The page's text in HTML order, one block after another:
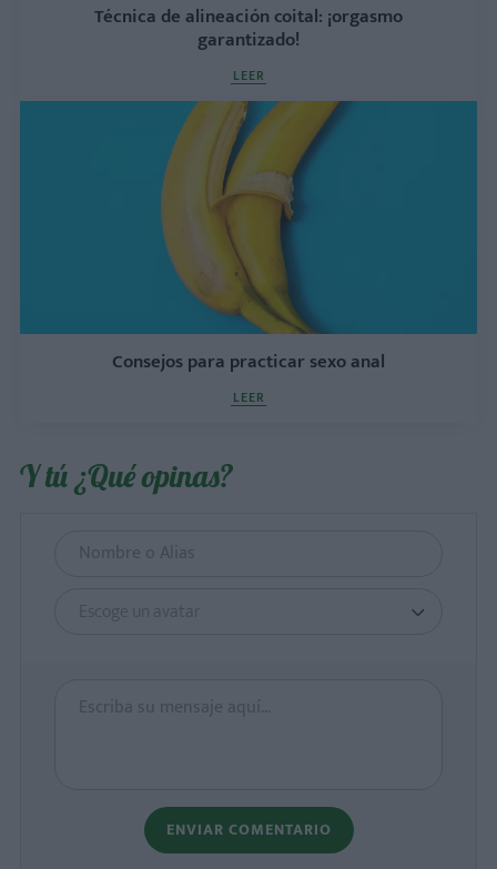
Técnica de alineación coital: ¡orgasmo
garantizado!
LEER
Consejos para practicar sexo anal
LEER
Y tú ¿Qué opinas?
Escoge un avatar
ENVIAR COMENTARIO